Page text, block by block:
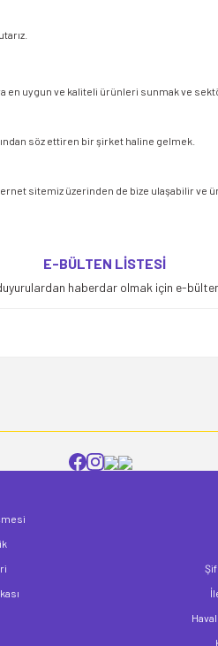
en uygun ve kaliteli ürünleri sunmak ve
söz ettiren bir şirket haline gelmek.
sitemiz üzerinden de bize ulaşabilir ve
E-BÜLTEN LİSTESİ
haberdar olmak için e-